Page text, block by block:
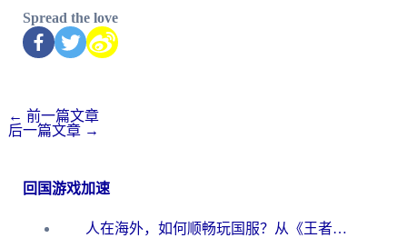
Spread the love
← 前一篇文章
后一篇文章 →
回国游戏加速
人在海外，如何顺畅玩国服？从《王者荣耀》到《云图计划》的加速器终极指南